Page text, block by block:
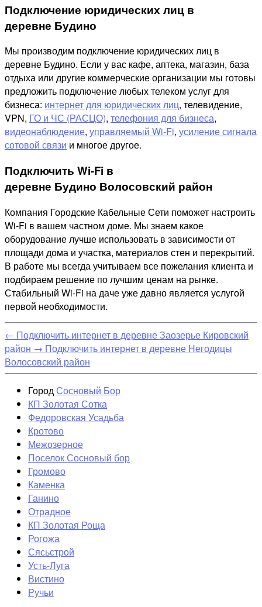
Подключение юридических лиц в
деревне Будино
Мы производим подключение юридических лиц в
деревне Будино. Если у вас кафе, аптека, магазин, база
отдыха или другие коммерческие организации мы готовы
предложить подключение любых телеком услуг для
бизнеса: интернет для юридических лиц, телевидение,
VPN, ГО и ЧС (РАСЦО), телефония для бизнеса,
видеонаблюдение, управляемый Wi-Fi, усиление сигнала
сотовой связи и многое другое.
Подключить Wi-Fi в
деревне Будино Волосовский район
Компания Городские Кабельные Сети поможет настроить
Wi-Fi в вашем частном доме. Мы знаем какое
оборудование лучше использовать в зависимости от
площади дома и участка, материалов стен и перекрытий.
В работе мы всегда учитываем все пожелания клиента и
подбираем решение по лучшим ценам на рынке.
Стабильный Wi-Fi на даче уже давно является услугой
первой необходимости.
← Подключить интернет в деревне Заозерье Кировский
район → Подключить интернет в деревне Негодицы
Волосовский район
ГородСосновый Бор
КП Золотая Сотка
Федоровская Усадьба
Кротово
Межозерное
Поселок Сосновый бор
Громово
Каменка
Ганино
Отрадное
КП Золотая Роща
Рогожа
Сясьстрой
Усть-Луга
Вистино
Ручьи